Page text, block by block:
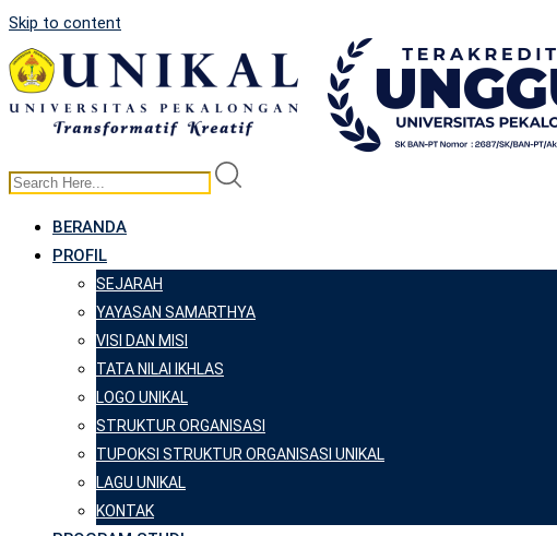
Skip to content
BERANDA
PROFIL
SEJARAH
YAYASAN SAMARTHYA
VISI DAN MISI
TATA NILAI IKHLAS
LOGO UNIKAL
STRUKTUR ORGANISASI
TUPOKSI STRUKTUR ORGANISASI UNIKAL
LAGU UNIKAL
KONTAK